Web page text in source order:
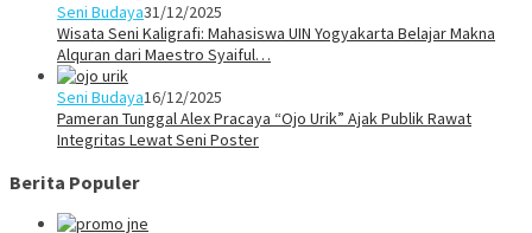
Seni Budaya31/12/2025
Wisata Seni Kaligrafi: Mahasiswa UIN Yogyakarta Belajar Makna
Alquran dari Maestro Syaiful…
Seni Budaya16/12/2025
Pameran Tunggal Alex Pracaya “Ojo Urik” Ajak Publik Rawat
Integritas Lewat Seni Poster
Berita Populer